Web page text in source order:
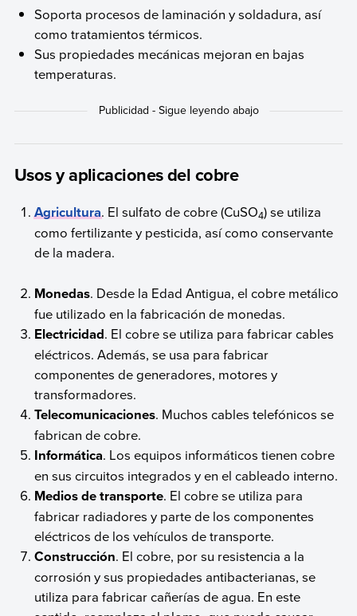
Soporta procesos de laminación y soldadura, así
como tratamientos térmicos.
Sus propiedades mecánicas mejoran en bajas
temperaturas.
Usos y aplicaciones del cobre
Agricultura. El sulfato de cobre (CuSO4) se utiliza
como fertilizante y pesticida, así como conservante
de la madera.
Monedas. Desde la Edad Antigua, el cobre metálico
fue utilizado en la fabricación de monedas.
Electricidad. El cobre se utiliza para fabricar cables
eléctricos. Además, se usa para fabricar
componentes de generadores, motores y
transformadores.
Telecomunicaciones. Muchos cables telefónicos se
fabrican de cobre.
Informática. Los equipos informáticos tienen cobre
en sus circuitos integrados y en el cableado interno.
Medios de transporte. El cobre se utiliza para
fabricar radiadores y parte de los componentes
eléctricos de los vehículos de transporte.
Construcción. El cobre, por su resistencia a la
corrosión y sus propiedades antibacterianas, se
utiliza para fabricar cañerías de agua. En este